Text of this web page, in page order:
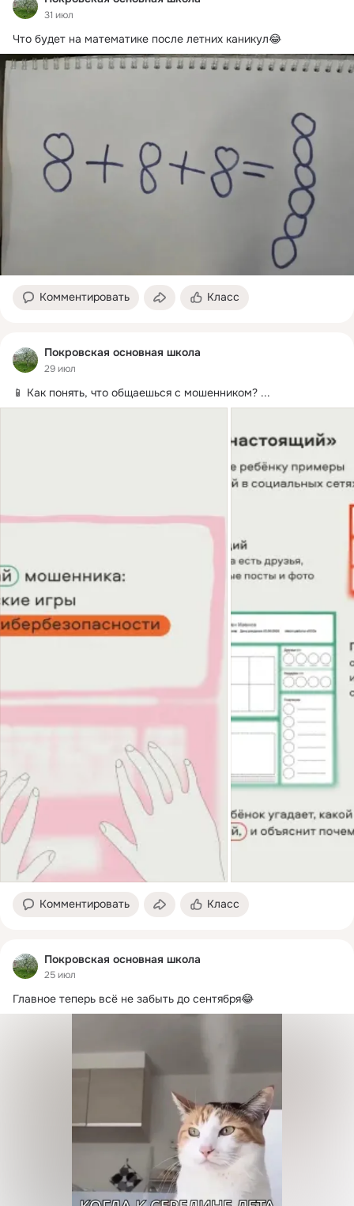
31 июл
Что будет на математике после летних каникул😂
Комментировать Класс
Покровская основная школа
29 июл
📱 Как понять, что общаешься с мошенником? ...
Комментировать Класс
Покровская основная школа
25 июл
Главное теперь всё не забыть до сентября😂